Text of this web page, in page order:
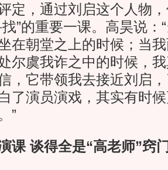
定，通过刘启这个人物
”的重要一课。高昊说：
在朝堂之上的时候；当
尔虞我诈之中的时候，
，它带领我去接近刘启
了演员演戏，其实有时
。”
课 谈得全是“高老师”窍